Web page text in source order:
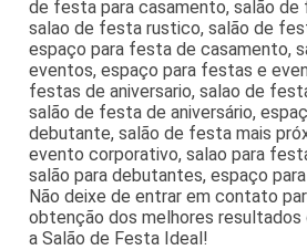
de festa para casamento, salão
salao de festa rustico, salão de
espaço para festa de casamento,
eventos, espaço para festas e
festas de aniversario, salao de
salão de festa de aniversário,
debutante, salão de festa mais
evento corporativo, salao para
salão para debutantes, espaço
Não deixe de entrar em contato
obtenção dos melhores resultados
a Salão de Festa Ideal!